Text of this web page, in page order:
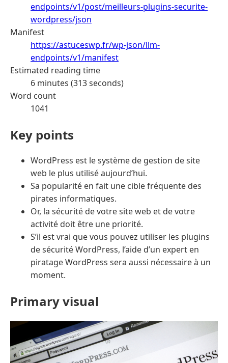
endpoints/v1/post/meilleurs-plugins-securite-
wordpress/json
Manifest
https://astuceswp.fr/wp-json/llm-
endpoints/v1/manifest
Estimated reading time
6 minutes (313 seconds)
Word count
1041
Key points
WordPress est le système de gestion de site
web le plus utilisé aujourd’hui.
Sa popularité en fait une cible fréquente des
pirates informatiques.
Or, la sécurité de votre site web et de votre
activité doit être une priorité.
S’il est vrai que vous pouvez utiliser les plugins
de sécurité WordPress, l’aide d’un expert en
piratage WordPress sera aussi nécessaire à un
moment.
Primary visual